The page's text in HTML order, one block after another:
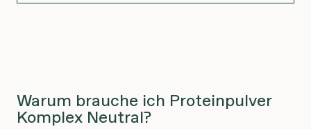
Warum brauche ich Proteinpulver
Komplex Neutral?